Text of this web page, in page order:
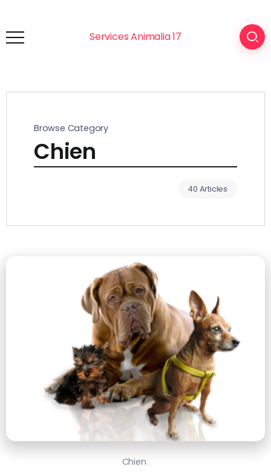
Services Animalia 17
Browse Category
Chien
40 Articles
Chien